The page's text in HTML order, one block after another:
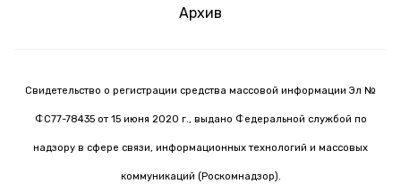
Архив
Свидетельство о регистрации средства массовой информации Эл №
ФС77-78435 от 15 июня 2020 г., выдано Федеральной службой по
надзору в сфере связи, информационных технологий и массовых
коммуникаций (Роскомнадзор).